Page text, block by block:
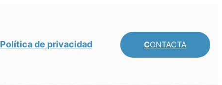
Política de privacidad CONTACTA